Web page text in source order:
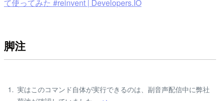
て使ってみた #reinvent | Developers.IO
脚注
実はこのコマンド自体が実行できるのは、副音声配信中に弊社